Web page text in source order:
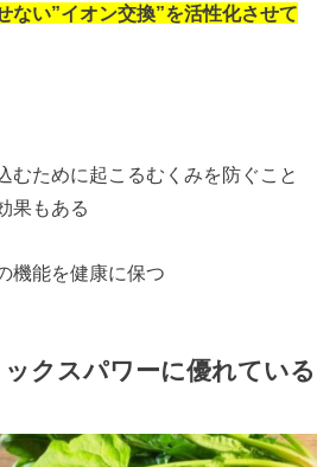
ない”イオン交換”を活性化させて
むために起こるむくみを防ぐこと
果もある
機能を健康に保つ
クスパワーに優れている